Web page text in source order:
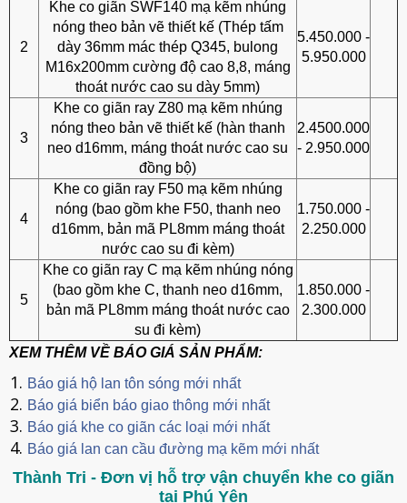
2
Khe co giãn SWF140 mạ kẽm nhúng
nóng theo bản vẽ thiết kế (Thép tấm
dày 36mm mác thép Q345, bulong
M16x200mm cường độ cao 8,8, máng
thoát nước cao su dày 5mm)
5.450.000 -
5.950.000
3
Khe co giãn ray Z80 mạ kẽm nhúng
nóng theo bản vẽ thiết kế (hàn thanh
neo d16mm, máng thoát nước cao su
đồng bộ)
2.4500.000
- 2.950.000
4
Khe co giãn ray F50 mạ kẽm nhúng
nóng (bao gồm khe F50, thanh neo
d16mm, bản mã PL8mm máng thoát
nước cao su đi kèm)
1.750.000 -
2.250.000
5
Khe co giãn ray C mạ kẽm nhúng nóng
(bao gồm khe C, thanh neo d16mm,
bản mã PL8mm máng thoát nước cao
su đi kèm)
1.850.000 -
2.300.000
XEM THÊM VỀ BÁO GIÁ SẢN PHẨM:
Báo giá hộ lan tôn sóng mới nhất
Báo giá biển báo giao thông mới nhất
Báo giá khe co giãn các loại mới nhất
Báo giá lan can cầu đường mạ kẽm mới nhất
Thành Tri - Đơn vị hỗ trợ vận chuyển khe co giãn
tại Phú Yên